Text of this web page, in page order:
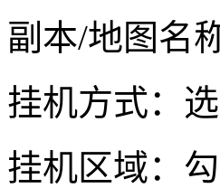
副本/地图名
挂机方式：
挂机区域：